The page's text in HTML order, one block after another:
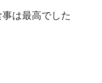
は最高でした